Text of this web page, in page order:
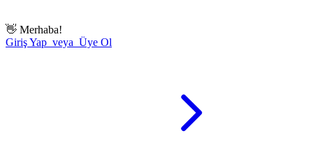
👋 Merhaba!
Giriş Yap veya Üye Ol